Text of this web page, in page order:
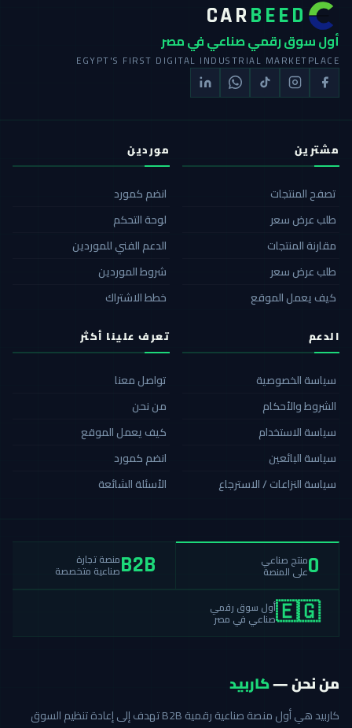
CARBEED
أول سوق رقمي صناعي في مصر
EGYPT'S FIRST DIGITAL INDUSTRIAL MARKETPLACE
مشترين
تصفح المنتجات
طلب عرض سعر
مقارنة المنتجات
طلب عرض سعر
كيف يعمل الموقع
موردين
انضم كمورد
لوحة التحكم
الدعم الفني للموردين
شروط الموردين
خطط الاشتراك
الدعم
سياسة الخصوصية
الشروط والأحكام
سياسة الاستخدام
سياسة البائعين
سياسة النزاعات / الاسترجاع
تعرف علينا أكثر
تواصل معنا
من نحن
كيف يعمل الموقع
انضم كمورد
الأسئلة الشائعة
0منتج صناعي
على المنصة B2Bمنصة تجارة
صناعية متخصصة
🇪🇬أول سوق رقمي
صناعي في مصر
من نحن —كاربيد
كاربيد هي أول منصة صناعية رقمية B2B تهدف إلى إعادة تنظيم السوق